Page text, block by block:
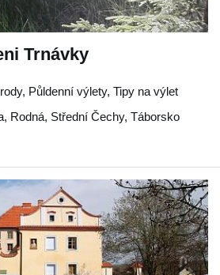
Trnávky
Půldenní výlety, Tipy na výlet
, Rodná, Střední Čechy, Táborsko